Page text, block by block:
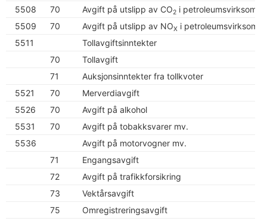
5508
70 Avgift på utslipp av CO2 i
5509
70 Avgift på utslipp av NOX i
5511
Tollavgiftsinntekter
70
Tollavgift
71
Auksjonsinntekter fra tollkvoter
5521
70
Merverdiavgift
5526
70
Avgift på alkohol
5531
70
Avgift på tobakksvarer mv.
5536
Avgift på motorvogner mv.
71
Engangsavgift
72
Avgift på trafikkforsikring
73
Vektårsavgift
75
Omregistreringsavgift